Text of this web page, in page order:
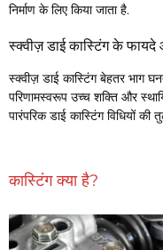
निर्माण के लिए किया जाता है.
स्क्वीज़ डाई कास्टिंग के
स्क्वीज़ डाई कास्टिंग बेहतर भाग
परिणामस्वरूप उच्च शक्ति और
पारंपरिक डाई कास्टिंग विधियों
कास्टिंग क्या है?